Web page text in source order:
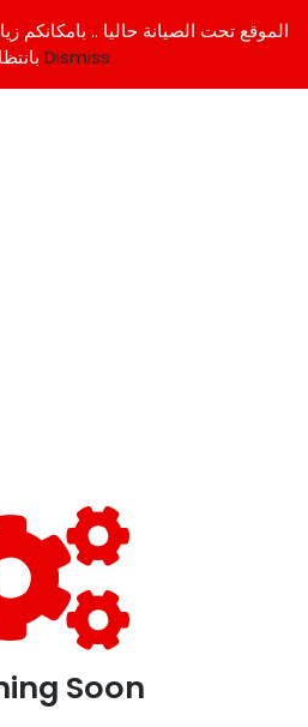
الموقع تحت الصيانة حاليا .. بامكانكم
Dismiss
Soon